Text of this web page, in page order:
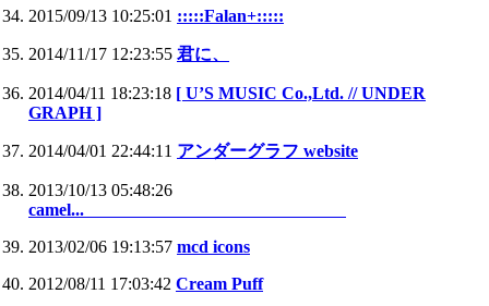
2015/09/13 10:25:01 :::::Falan+:::::
2014/11/17 12:23:55 君に、
2014/04/11 18:23:18 [ U’S MUSIC Co.,Ltd. // UNDER
GRAPH ]
2014/04/01 22:44:11 アンダーグラフ website
2013/10/13 05:48:26
camel...
2013/02/06 19:13:57 mcd icons
2012/08/11 17:03:42 Cream Puff